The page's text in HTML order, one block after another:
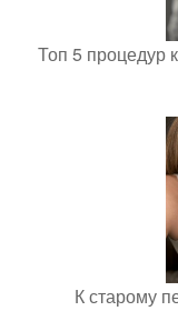
Топ 5 процедур
К старому